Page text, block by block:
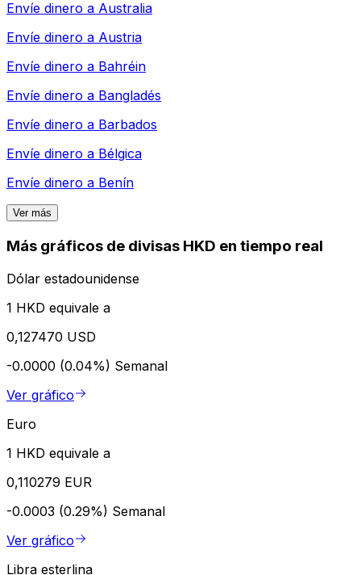
Envíe dinero a Australia
Envíe dinero a Austria
Envíe dinero a Bahréin
Envíe dinero a Bangladés
Envíe dinero a Barbados
Envíe dinero a Bélgica
Envíe dinero a Benín
Ver más
Más gráficos de divisas HKD en tiempo real
Dólar estadounidense
1 HKD equivale a
0,127470 USD
-0.0000 (0.04%) Semanal
Ver gráfico
Euro
1 HKD equivale a
0,110279 EUR
-0.0003 (0.29%) Semanal
Ver gráfico
Libra esterlina